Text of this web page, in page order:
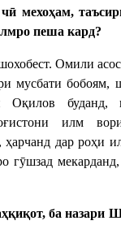
мехоҳам,
пеша кард?
Омили
мусбати
Оқилов буданд,
илм
дар роҳи
гӯшзад
ба назари